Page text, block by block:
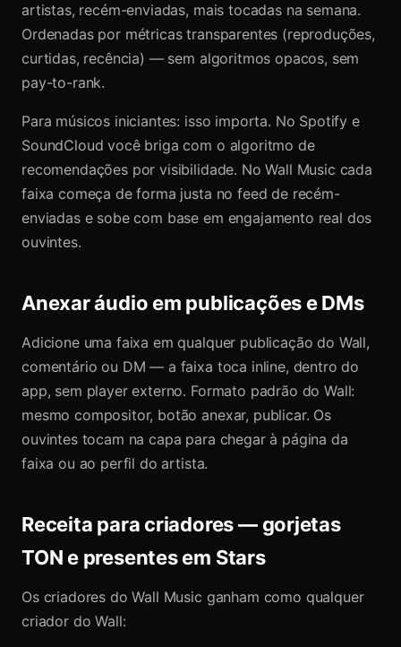
artistas, recém-enviadas, mais tocadas na semana.
Ordenadas por métricas transparentes (reproduções,
curtidas, recência) — sem algoritmos opacos, sem
pay-to-rank.
Para músicos iniciantes: isso importa. No Spotify e
SoundCloud você briga com o algoritmo de
recomendações por visibilidade. No Wall Music cada
faixa começa de forma justa no feed de recém-
enviadas e sobe com base em engajamento real dos
ouvintes.
Anexar áudio em publicações e DMs
Adicione uma faixa em qualquer publicação do Wall,
comentário ou DM — a faixa toca inline, dentro do
app, sem player externo. Formato padrão do Wall:
mesmo compositor, botão anexar, publicar. Os
ouvintes tocam na capa para chegar à página da
faixa ou ao perfil do artista.
Receita para criadores — gorjetas
TON e presentes em Stars
Os criadores do Wall Music ganham como qualquer
criador do Wall: